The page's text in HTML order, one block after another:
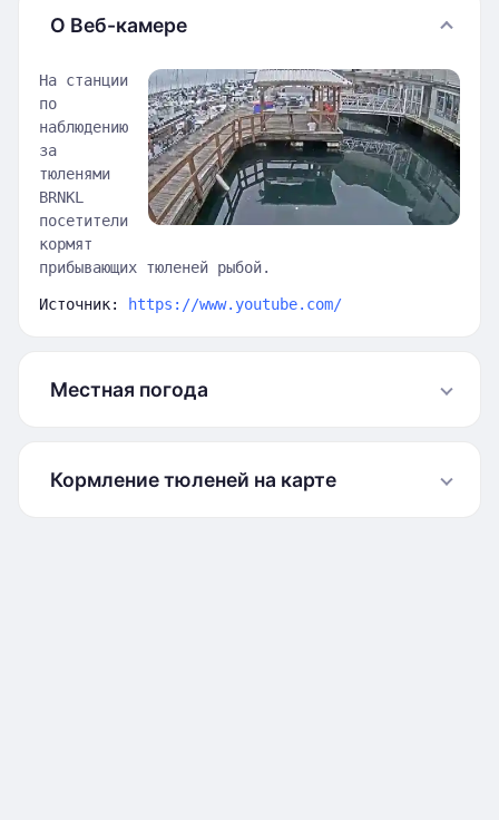
О Веб-камере
На станции
по
наблюдению
за
тюленями
BRNKL
посетители
кормят
прибывающих тюленей рыбой.
Источник: https://www.youtube.com/
Местная погода
Кормление тюленей на карте